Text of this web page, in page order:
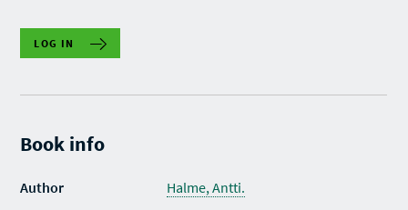
LOG IN
Book info
Author
Halme, Antti.